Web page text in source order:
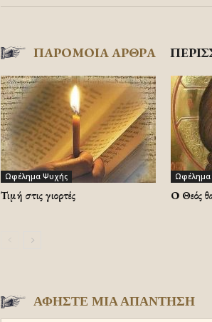
ΠΑΡΟΜΟΙΑ ΑΡΘΡΑ
Ωφέλημα Ψυχής
Τιμή στις γιορτές Ο Θεός
ΑΦΗΣΤΕ ΜΙΑ ΑΠΑΝΤΗΣΗ